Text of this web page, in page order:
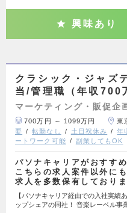
興味あり
クラシック・ジャズ
当/管理職（年収700
マーケティング・販促企
700万円 ～ 1099万円 東
要
転勤なし 土日祝休み 年
ートワーク可能
副業してもOK
パソナキャリアがおすす
こちらの求人案件以外に
求人を多数保有しており
【パソナキャリア経由での入社実績
ップシェアの同社！ 音楽レーベル事